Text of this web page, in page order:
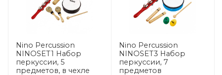
Nino Percussion
NINOSET1 Набор
перкуссии, 5
предметов, в чехле
Nino Percussion
NINOSET3 Набор
перкуссии, 7
предметов